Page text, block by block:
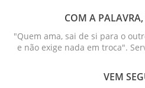
COM A
"Quem ama, sai de si para o
e não exige nada em troca".
VEM